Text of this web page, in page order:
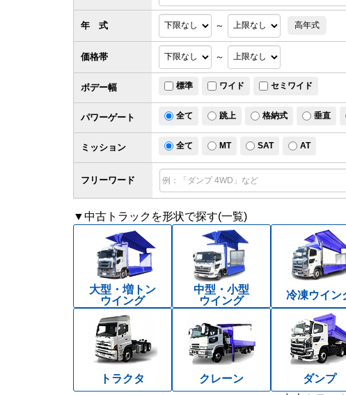
価格帯 ～
フリーワード
年 式 ～ 高年式
ボデー幅 標準 ワイド セミワイド
パワーゲート 全て 跳上 格納式 垂直
ミッション 全て MT SAT AT
▼中古トラックを形状で探す(一覧)
大型・増トン
ウイング
中型・小型
ウイング
冷凍ウイン
トラクタ クレーン ダンプ